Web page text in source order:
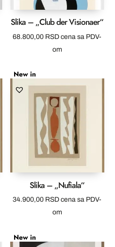
Slika – „Club der Visionaer“
68.800,00 RSD cena sa PDV-
om
New in
Slika – „Nufiala“
34.900,00 RSD cena sa PDV-
om
New in